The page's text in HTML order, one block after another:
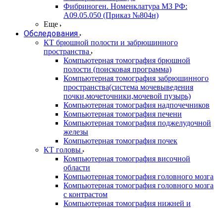
Фибриноген. Номенклатура МЗ РФ:
A09.05.050 (Приказ №804н)
Еще
Обследования
КТ брюшной полости и забрюшинного
пространства
Компьютерная томография брюшной
полости (поисковая программа)
Компьютерная томография забрюшинного
пространства(система мочевыведения
почки,мочеточники,мочевой пузырь)
Компьютерная томография надпочечников
Компьютерная томография печени
Компьютерная томография поджелудочной
железы
Компьютерная томография почек
КТ головы
Компьютерная томография височной
области
Компьютерная томография головного мозга
Компьютерная томография головного мозга
с контрастом
Компьютерная томография нижней и